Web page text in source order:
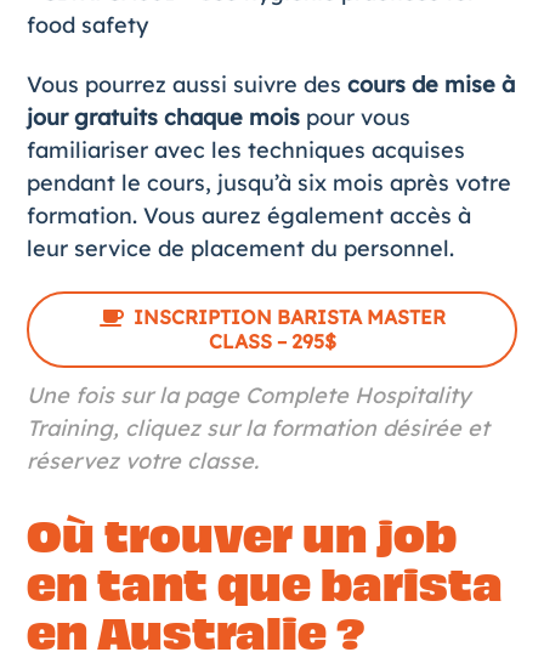
food safety
Vous pourrez aussi suivre des cours de mise à
jour gratuits chaque moispour vous
familiariser avec les techniques acquises
pendant le cours, jusqu’à six mois après votre
formation. Vous aurez également accès à
leur service de placement du personnel.
INSCRIPTION BARISTA MASTER
CLASS – 295$
Une fois sur la page Complete Hospitality
Training, cliquez sur la formation désirée et
réservez votre classe.
Où trouver un job
en tant que barista
en Australie ?